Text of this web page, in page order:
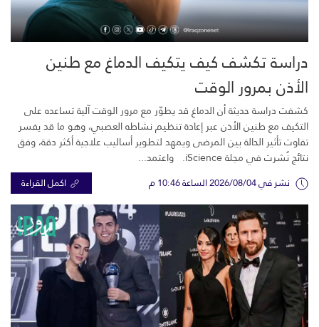
دراسة تكشف كيف يتكيف الدماغ مع طنين
الأذن بمرور الوقت
كشفت دراسة حديثة أن الدماغ قد يطوّر مع مرور الوقت آلية تساعده على
التكيف مع طنين الأذن عبر إعادة تنظيم نشاطه العصبي، وهو ما قد يفسر
تفاوت تأثير الحالة بين المرضى ويمهد لتطوير أساليب علاجية أكثر دقة، وفق
نتائج نُشرت في مجلة iScience. واعتمد...
نشر في 2026/08/04 الساعة 10:46 م اكمل القراءة